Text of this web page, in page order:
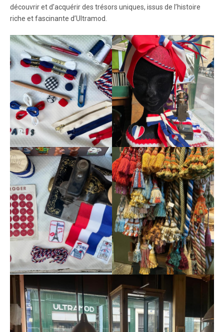
découvrir et d’acquérir des trésors uniques, issus de l’histoire
riche et fascinante d’Ultramod.